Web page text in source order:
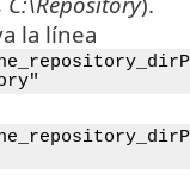
la línea